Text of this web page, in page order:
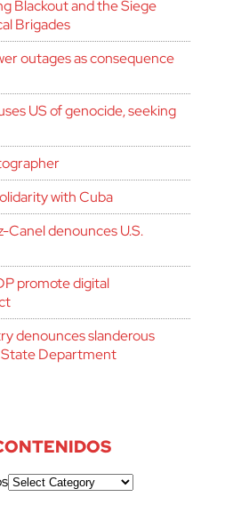
Blackout and the Siege
Brigades
outages as consequence
US of genocide, seeking
with Cuba
Canel denounces U.S.
promote digital
denounces slanderous
State Department